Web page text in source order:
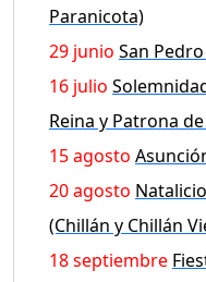
Paranicota)
29 junio San
16 julio
Reina y Patrona
15 agosto
20 agosto
(Chillán y Chillán
18 septiembre